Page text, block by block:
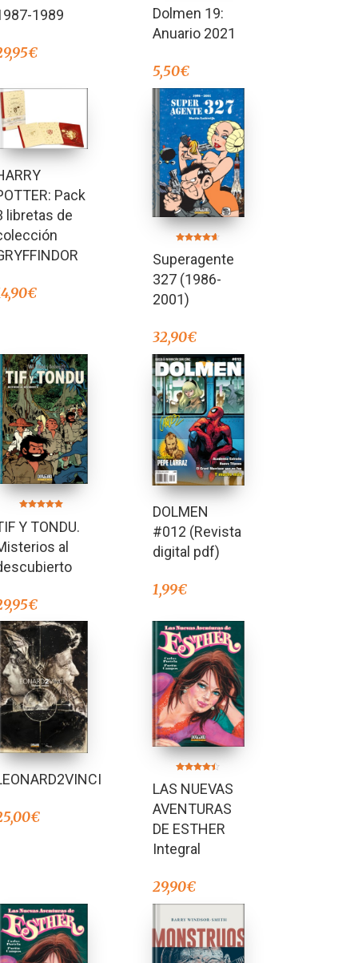
1989
€
en
4.00
Dolmen 19:
Anuario 2021
5,50€
Pack
libretas de
€
4.50
de 5
Superagente
327 (1986-
2001)
32,90€
5.00
de 5
Y TONDU.
al
€
DOLMEN
#012 (Revista
digital pdf)
1,99€
€
4.33
de 5
LAS NUEVAS
AVENTURAS
DE ESTHER
Integral
29,90€